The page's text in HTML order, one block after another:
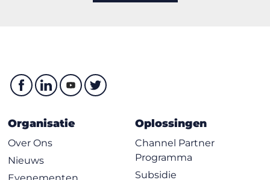
Organisatie
Over Ons
Nieuws
Oplossingen
Channel Partner
Programma
Subsidie